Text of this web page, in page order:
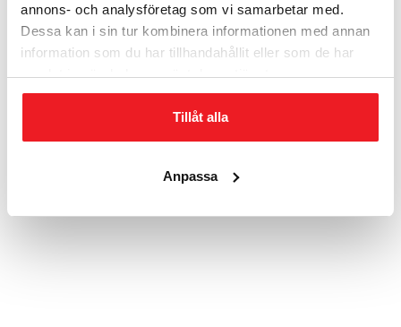
annons- och analysföretag som vi samarbetar med.
Dessa kan i sin tur kombinera informationen med annan
information som du har tillhandahållit eller som de har
samlat in när du har använt deras tjänster.
Tillåt alla
Anpassa
890kr